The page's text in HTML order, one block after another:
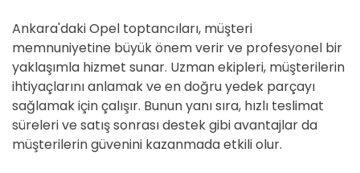
Ankara'daki Opel toptancıları, müşteri
memnuniyetine büyük önem verir ve profesyonel bir
yaklaşımla hizmet sunar. Uzman ekipleri, müşterilerin
ihtiyaçlarını anlamak ve en doğru yedek parçayı
sağlamak için çalışır. Bunun yanı sıra, hızlı teslimat
süreleri ve satış sonrası destek gibi avantajlar da
müşterilerin güvenini kazanmada etkili olur.